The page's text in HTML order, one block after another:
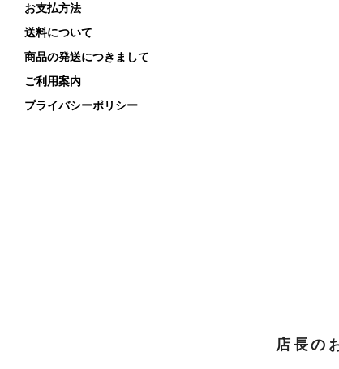
お支払方法
送料について
商品の発送につきまして
ご利用案内
プライバシーポリシー
店長の